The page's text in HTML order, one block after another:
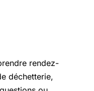
rendez-
déchetterie,